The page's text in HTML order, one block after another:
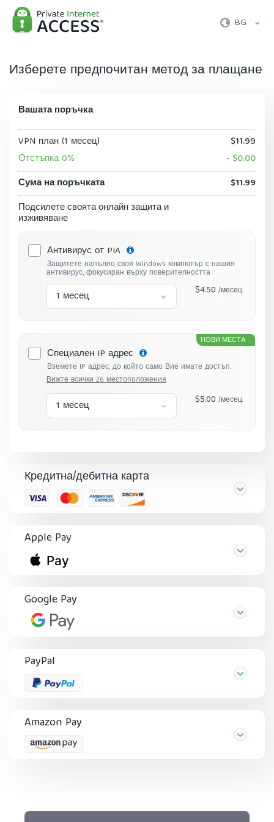
BG
Изберете предпочитан метод за плащане
Кредитна/дебитна карта
Apple Pay
Google Pay
PayPal
Amazon Pay
Вашата поръчка
VPN план (1 месец)
$11.99
Отстъпка 0%
- $0.00
Сума на поръчката
$11.99
Подсилете своята онлайн защита и
изживяване
Антивирус от PIA
Защитете напълно своя Windows компютър с нашия
антивирус, фокусиран върху поверителността
1 месец $4.50/месец.
НОВИ МЕСТА
Специален IP адрес
Вземете IP адрес, до който само Вие имате достъп.
Вижте всички 26 местоположения
1 месец $5.00/месец.